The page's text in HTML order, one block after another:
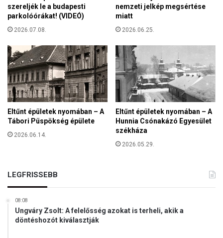
r
s
z
g
r
a
l
á
t
o
g
o
r
d
l
t
I
s
t
e
n
ő
szereljék le a budapesti
parkolóórákat! (VIDEÓ)
2026.07.08.
nemzeti jelkép megsértése
miatt
2026.06.25.
Eltűnt épületek nyomában – A
Tábori Püspökség épülete
2026.06.14.
Eltűnt épületek nyomában – A
Hunnia Csónakázó Egyesület
székháza
2026.05.29.
LEGFRISSEBB
08:08
Ungváry Zsolt: A felelősség azokat is terheli, akik a
döntéshozót kiválasztják